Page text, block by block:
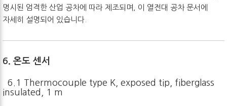
명시된 엄격한 산업 공차에 따라 제조되며, 이 열전대 공차 문서에
자세히 설명되어 있습니다.
6. 온도 센서
6.1 Thermocouple type K, exposed tip, fiberglass
insulated, 1 m